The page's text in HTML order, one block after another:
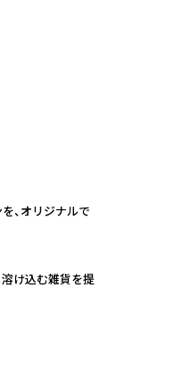
、オリジナルで
溶け込む雑貨を提